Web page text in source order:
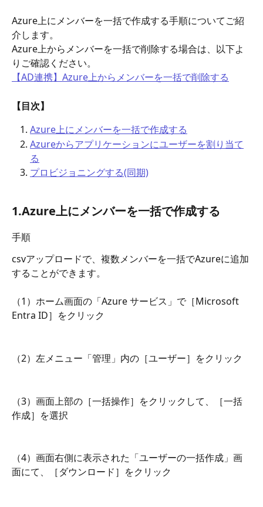
Azure上にメンバーを一括で作成する手順についてご紹
介します。
Azure上からメンバーを一括で削除する場合は、以下よ
りご確認ください。
【AD連携】Azure上からメンバーを一括で削除する
【目次】
Azure上にメンバーを一括で作成する
Azureからアプリケーションにユーザーを割り当て
る
プロビジョニングする(同期)
1.Azure上にメンバーを一括で作成する
手順
csvアップロードで、複数メンバーを一括でAzureに追加
することができます。
（1）ホーム画面の「Azure サービス」で［Microsoft
Entra ID］をクリック
（2）左メニュー「管理」内の［ユーザー］をクリック
（3）画面上部の［一括操作］をクリックして、［一括
作成］を選択
（4）画面右側に表示された「ユーザーの一括作成」画
面にて、［ダウンロード］をクリック